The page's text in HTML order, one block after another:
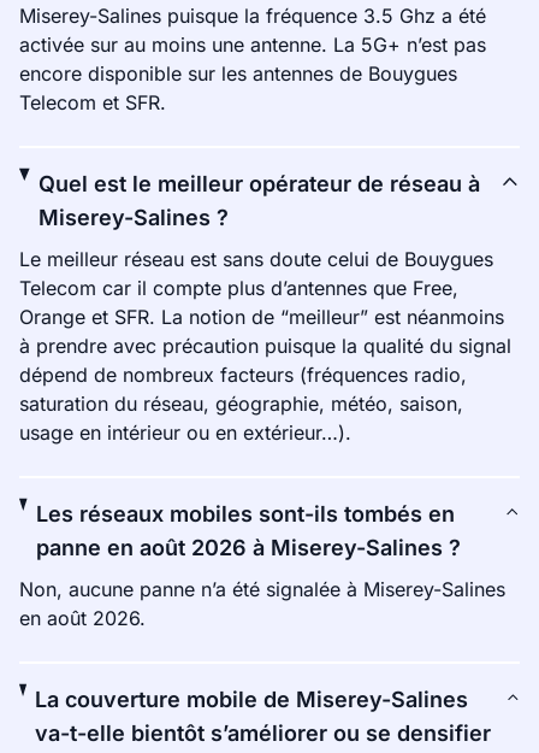
Miserey-Salines puisque la fréquence 3.5 Ghz a été
activée sur au moins une antenne. La 5G+ n’est pas
encore disponible sur les antennes de Bouygues
Telecom et SFR.
Quel est le meilleur opérateur de réseau à
Miserey-Salines ?
Le meilleur réseau est sans doute celui de Bouygues
Telecom car il compte plus d’antennes que Free,
Orange et SFR. La notion de “meilleur” est néanmoins
à prendre avec précaution puisque la qualité du signal
dépend de nombreux facteurs (fréquences radio,
saturation du réseau, géographie, météo, saison,
usage en intérieur ou en extérieur…).
Les réseaux mobiles sont-ils tombés en
panne en août 2026 à Miserey-Salines ?
Non, aucune panne n’a été signalée à Miserey-Salines
en août 2026.
La couverture mobile de Miserey-Salines
va-t-elle bientôt s’améliorer ou se densifier